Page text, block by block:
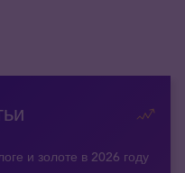
и золоте в 2026 году